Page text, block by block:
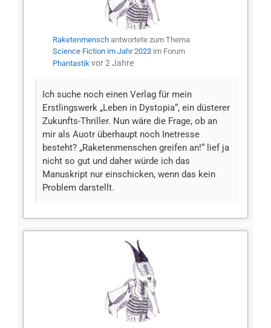
Raketenmensch antwortete zum Thema
Science Fiction im Jahr 2023 im Forum
Phantastik vor 2 Jahre
Ich suche noch einen Verlag für mein
Erstlingswerk „Leben in Dystopia“, ein düsterer
Zukunfts-Thriller. Nun wäre die Frage, ob an
mir als Auotr überhaupt noch Inetresse
besteht? „Raketenmenschen greifen an!“ lief ja
nicht so gut und daher würde ich das
Manuskript nur einschicken, wenn das kein
Problem darstellt.